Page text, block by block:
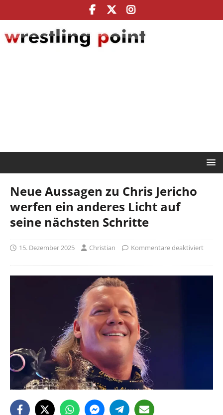
Neue Aussagen zu Chris Jericho
werfen ein anderes Licht auf
seine nächsten Schritte
15. Dezember 2025 Christian Kommentare deaktiviert